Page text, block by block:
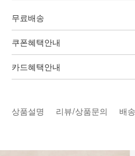
무료배송
쿠폰혜택안내
카드혜택안내
상품설명 리뷰/상품문의 배